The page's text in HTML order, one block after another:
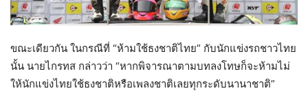
ขณะเดียวกัน ในกรณีที่ “ห้ามใช้ธงชาติไทย” กับนักแข่งรถชาวไทย
นั้น นายไกรทส กล่าวว่า “หากพิจารณาตามบทลงโทษก็จะห้ามไม่
ให้นักแข่งไทยใช้ธงชาติหรือเพลงชาติเลยทุกระดับนานาชาติ”